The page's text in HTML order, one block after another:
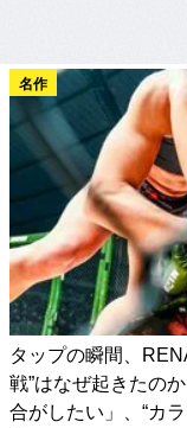
名作
タップの瞬間、
戦”はなぜ起きたの
合がしたい」、“カ